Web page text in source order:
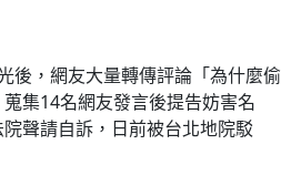
後，網友大量轉傳評論「為什麼偷
集14名網友發言後提告妨害名
聲請自訴，日前被台北地院駁